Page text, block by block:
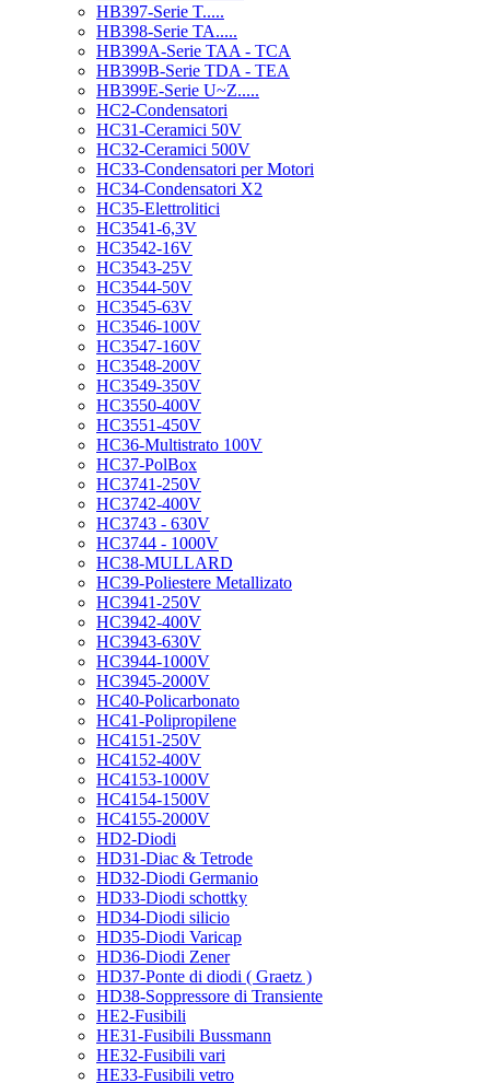
HB397-Serie T.....
HB398-Serie TA.....
HB399A-Serie TAA - TCA
HB399B-Serie TDA - TEA
HB399E-Serie U~Z.....
HC2-Condensatori
HC31-Ceramici 50V
HC32-Ceramici 500V
HC33-Condensatori per Motori
HC34-Condensatori X2
HC35-Elettrolitici
HC3541-6,3V
HC3542-16V
HC3543-25V
HC3544-50V
HC3545-63V
HC3546-100V
HC3547-160V
HC3548-200V
HC3549-350V
HC3550-400V
HC3551-450V
HC36-Multistrato 100V
HC37-PolBox
HC3741-250V
HC3742-400V
HC3743 - 630V
HC3744 - 1000V
HC38-MULLARD
HC39-Poliestere Metallizato
HC3941-250V
HC3942-400V
HC3943-630V
HC3944-1000V
HC3945-2000V
HC40-Policarbonato
HC41-Polipropilene
HC4151-250V
HC4152-400V
HC4153-1000V
HC4154-1500V
HC4155-2000V
HD2-Diodi
HD31-Diac & Tetrode
HD32-Diodi Germanio
HD33-Diodi schottky
HD34-Diodi silicio
HD35-Diodi Varicap
HD36-Diodi Zener
HD37-Ponte di diodi ( Graetz )
HD38-Soppressore di Transiente
HE2-Fusibili
HE31-Fusibili Bussmann
HE32-Fusibili vari
HE33-Fusibili vetro